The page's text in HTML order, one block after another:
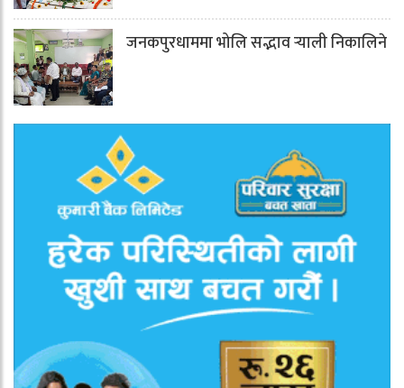
जनकपुरधाममा भोलि सद्भाव र्‍याली निकालिने